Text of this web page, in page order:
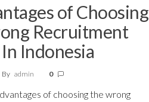
of Choosing
Recruitment
Indonesia
By admin 0
of choosing the wrong